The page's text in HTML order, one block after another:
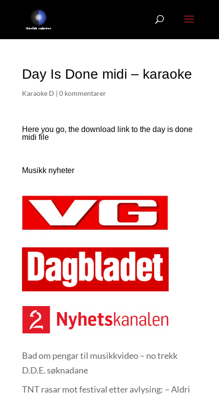
Day Is Done midi – karaoke
Karaoke D | 0 kommentarer
Here you go, the download link to the day is done
midi file
Musikk nyheter
Bad om pengar til musikkvideo – no trekk
D.D.E. søknadane
TNT rasar mot festival etter avlysing: – Aldri